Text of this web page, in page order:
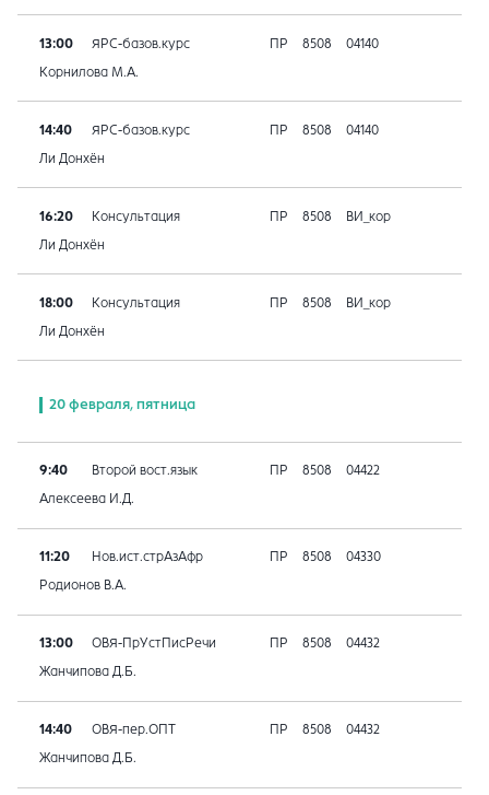
13:00 ЯРС-базов.курс ПР 8508 04140
Корнилова М.А.
14:40 ЯРС-базов.курс ПР 8508 04140
Ли Донхён
16:20 Консультация ПР 8508 ВИ_кор
Ли Донхён
18:00 Консультация ПР 8508 ВИ_кор
Ли Донхён
20 февраля, пятница
9:40 Второй вост.язык ПР 8508 04422
Алексеева И.Д.
11:20 Нов.ист.стрАзАфр ПР 8508 04330
Родионов В.А.
13:00 ОВЯ-ПрУстПисРечи ПР 8508 04432
Жанчипова Д.Б.
14:40 ОВЯ-пер.ОПТ ПР 8508 04432
Жанчипова Д.Б.